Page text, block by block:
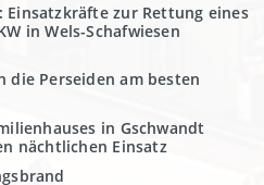
Einsatzkräfte zur Rettung eines
in Wels-Schafwiesen
die Perseiden am besten
in Gschwandt
nächtlichen Einsatz